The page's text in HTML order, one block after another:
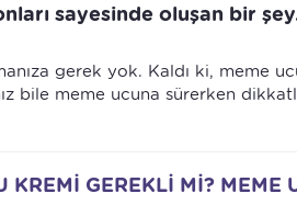
sayesinde oluşan bir
gerek yok. Kaldı ki, meme
bile meme ucuna sürerken
GEREKLİ Mİ? MEME